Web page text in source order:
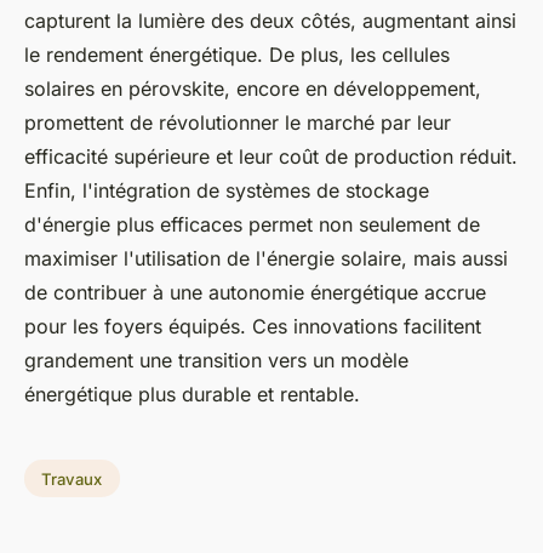
capturent la lumière des deux côtés, augmentant ainsi
le rendement énergétique. De plus, les cellules
solaires en pérovskite, encore en développement,
promettent de révolutionner le marché par leur
efficacité supérieure et leur coût de production réduit.
Enfin, l'intégration de systèmes de stockage
d'énergie plus efficaces permet non seulement de
maximiser l'utilisation de l'énergie solaire, mais aussi
de contribuer à une autonomie énergétique accrue
pour les foyers équipés. Ces innovations facilitent
grandement une transition vers un modèle
énergétique plus durable et rentable.
Travaux